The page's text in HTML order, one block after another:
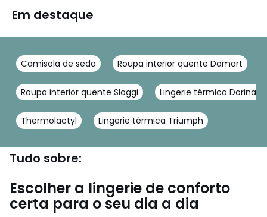
Em destaque
Camisola de seda Roupa interior quente Damart
Roupa interior quente Sloggi Lingerie térmica Dorina
Thermolactyl Lingerie térmica Triumph
Tudo sobre:
Escolher a lingerie de conforto
certa para o seu dia a dia